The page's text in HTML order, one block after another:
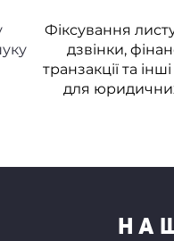
Фіксування
дзвінки,
транзакції та
для